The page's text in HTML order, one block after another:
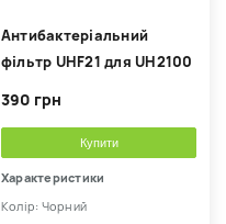
Антибактеріальний
фільтр UHF21 для UH2100
390 грн
Купити
Характеристики
Колір: Чорний